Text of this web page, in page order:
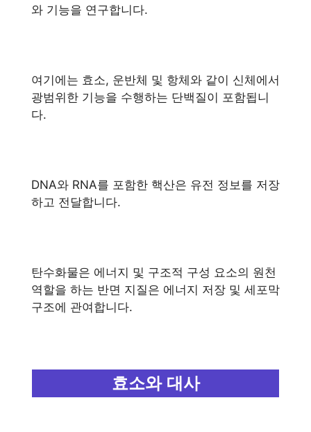
와 기능을 연구합니다.
여기에는 효소, 운반체 및 항체와 같이 신체에서
광범위한 기능을 수행하는 단백질이 포함됩니
다.
DNA와 RNA를 포함한 핵산은 유전 정보를 저장
하고 전달합니다.
탄수화물은 에너지 및 구조적 구성 요소의 원천
역할을 하는 반면 지질은 에너지 저장 및 세포막
구조에 관여합니다.
효소와 대사